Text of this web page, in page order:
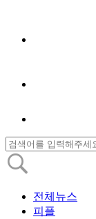
전체뉴스
피플